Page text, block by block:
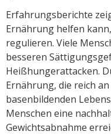
Erfahrungsberichte
Ernährung helfen
regulieren. Viele
besseren
Heißhungerattacken.
Ernährung, die reich
basenbildenden
Menschen eine
Gewichtsabnahme